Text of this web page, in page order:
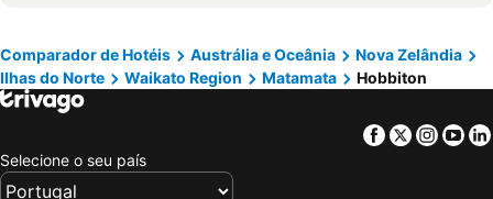
Auckland Zoo
Hobbiton Movie Set Lord of the Rings
Mystery Creek Events Centre
Camper Care NZ Motorhome and Caravan Show Hamilton
The Great NZ Food Show
Hamilton Gardens
Aongatete Festival Under the Figs
Comparador de Hotéis Austrália e Oceânia
Nova Zelândia
Ilhas do Norte
Waikato Region Matamata Hobbiton
Facebook
Twitter
Selecione o seu país